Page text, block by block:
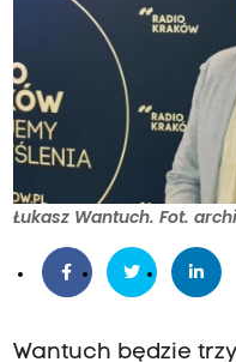
Łukasz Wantuch. Fot.
Wantuch będzie